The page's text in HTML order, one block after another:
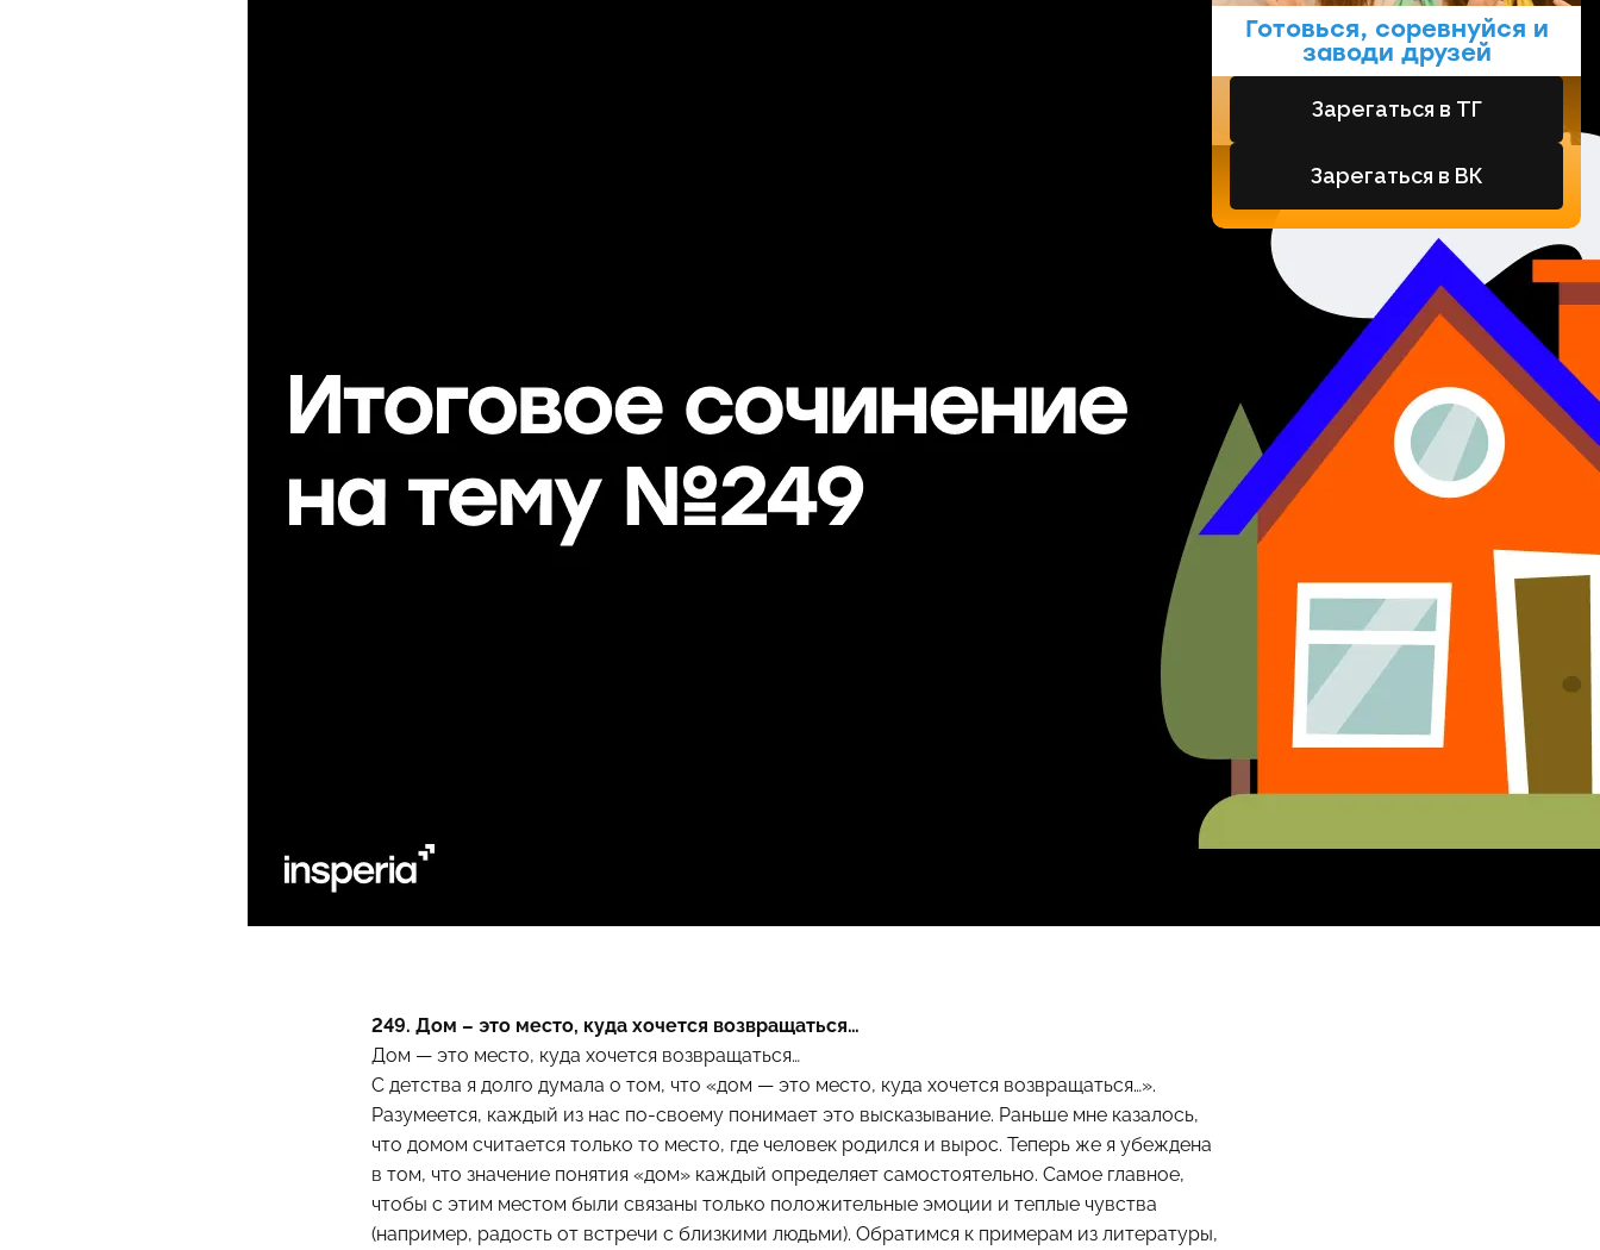
249. Дом – это место, куда хочется возвращаться…
Дом — это место, куда хочется возвращаться…
С детства я долго думала о том, что «дом — это место, куда хочется возвращаться…».
Разумеется, каждый из нас по-своему понимает это высказывание. Раньше мне казалось,
что домом считается только то место, где человек родился и вырос. Теперь же я убеждена
в том, что значение понятия «дом» каждый определяет самостоятельно. Самое главное,
чтобы с этим местом были связаны только положительные эмоции и теплые чувства
(например, радость от встречи с близкими людьми). Обратимся к примерам из литературы,
Готовься, соревнуйся и
заводи друзей
Зарегаться в ТГ
Зарегаться в ВК